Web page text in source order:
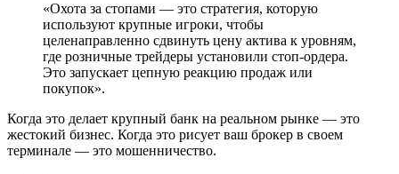
«Охота за стопами — это стратегия, которую
используют крупные игроки, чтобы
целенаправленно сдвинуть цену актива к уровням,
где розничные трейдеры установили стоп-ордера.
Это запускает цепную реакцию продаж или
покупок».
Когда это делает крупный банк на реальном рынке — это
жестокий бизнес. Когда это рисует ваш брокер в своем
терминале — это мошенничество.